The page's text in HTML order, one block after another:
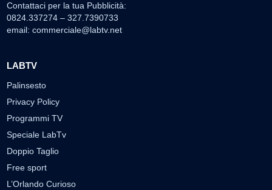
Contattaci per la tua Pubblicità:
0824.337274 – 327.7390733
email: commerciale@labtv.net
LABTV
Palinsesto
Privacy Policy
Programmi TV
Speciale LabTv
Doppio Taglio
Free sport
L’Orlando Curioso